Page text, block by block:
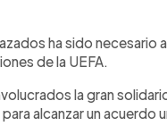
ha sido necesario
de la UEFA.
la gran
alcanzar un acuerdo